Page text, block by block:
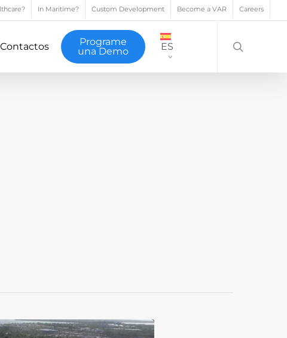
In Maritime? Custom Development Become a VAR Careers
Contactos
Programe
una Demo
ES